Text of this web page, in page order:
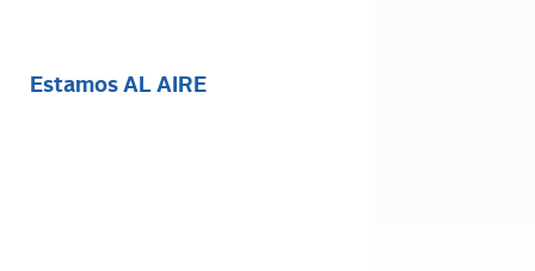
Estamos AL AIRE